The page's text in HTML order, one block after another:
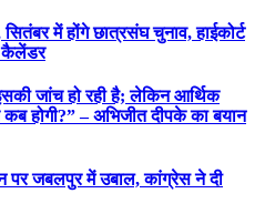
में होंगे छात्रसंघ चुनाव, हाईकोर्ट
कैलेंडर
जांच हो रही है; लेकिन आर्थिक
होगी?” – अभिजीत दीपके का बयान
पर जबलपुर में उबाल, कांग्रेस ने दी